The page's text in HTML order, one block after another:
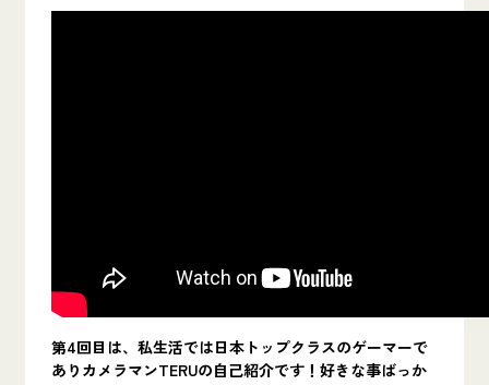
第4回目は、私生活では日本トップクラスのゲーマーで
ありカメラマンTERUの自己紹介です！好きな事ばっか